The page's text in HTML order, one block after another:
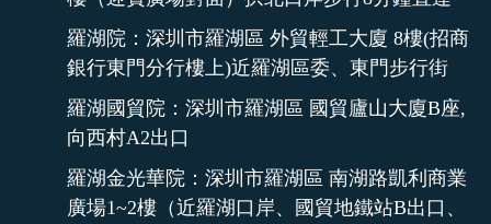
羅湖院：深圳市羅湖區 外貿輕工大廈 8樓(招商
銀行東門分行樓上)近羅湖區委、東門步行街
羅湖國貿院：深圳市羅湖區 國貿廬山大廈B座,
向西村A2出口
羅湖金光華院：深圳市羅湖區 南湖路凱利商業
廣場1~2樓（近羅湖口岸、國貿地鐵站B出口、